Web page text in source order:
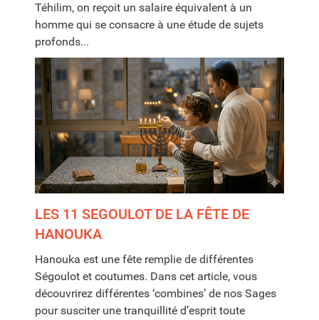
Téhilim, on reçoit un salaire équivalent à un
homme qui se consacre à une étude de sujets
profonds...
LES 11 SEGOULOT DE LA FÊTE DE
HANOUKA
Hanouka est une fête remplie de différentes
Ségoulot et coutumes. Dans cet article, vous
découvrirez différentes ‘combines’ de nos Sages
pour susciter une tranquillité d’esprit toute